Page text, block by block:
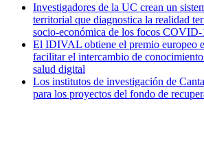
Investigadores de la UC crean un
territorial que diagnostica la realidad
socio-económica de los focos COVID-
El IDIVAL obtiene el premio europeo
facilitar el intercambio de
salud digital
Los institutos de investigación de
para los proyectos del fondo de